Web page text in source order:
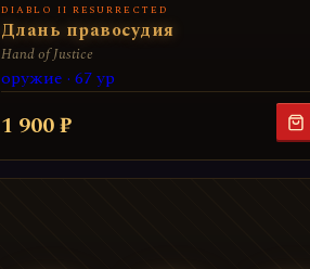
DIABLO II RESURRECTED
Длань правосудия
Hand of Justice
оружие · 67 ур
1 900 ₽